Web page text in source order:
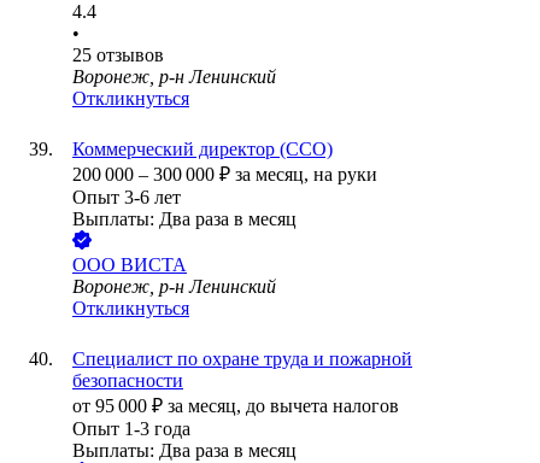
4.4
•
25 отзывов
Воронеж, р-н Ленинский
Откликнуться
Коммерческий директор (CCO)
200 000 – 300 000 ₽ за месяц, на руки
Опыт 3-6 лет
Выплаты: Два раза в месяц
ООО ВИСТА
Воронеж, р-н Ленинский
Откликнуться
Специалист по охране труда и пожарной
безопасности
от 95 000 ₽ за месяц, до вычета налогов
Опыт 1-3 года
Выплаты: Два раза в месяц